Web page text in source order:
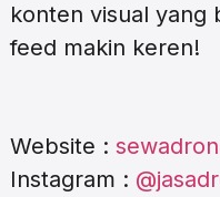
konten visual yang
feed makin keren!
Website :
Instagram :